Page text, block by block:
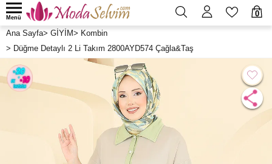
0
Menü
Ana Sayfa> GİYİM> Kombin
> Düğme Detaylı 2 Li Takım 2800AYD574 Çağla&Taş